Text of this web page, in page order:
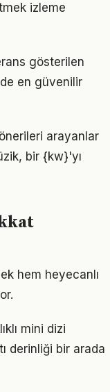
izleme
gösterilen
en güvenilir
arayanlar
bir {kw}'yı
hem heyecanlı
mini dizi
derinliği bir arada